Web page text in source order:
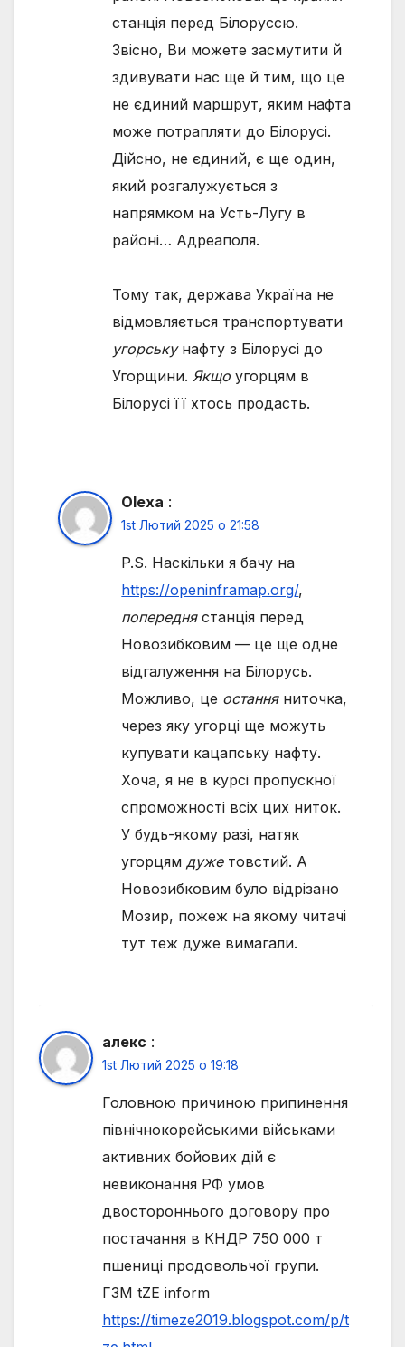
станція перед Білоруссю.
Звісно, Ви можете засмутити й
здивувати нас ще й тим, що це
не єдиний маршрут, яким нафта
може потрапляти до Білорусі.
Дійсно, не єдиний, є ще один,
який розгалужується з
напрямком на Усть-Лугу в
районі… Адреаполя.
Тому так, держава Україна не
відмовляється транспортувати
угорськунафту з Білорусі до
Угорщини. Якщоугорцям в
Білорусі її хтось продасть.
Olexa :
1st Лютий 2025 о 21:58
P.S. Наскільки я бачу на
https://openinframap.org/,
попереднястанція перед
Новозибковим — це ще одне
відгалуження на Білорусь.
Можливо, це останняниточка,
через яку угорці ще можуть
купувати кацапську нафту.
Хоча, я не в курсі пропускної
спроможності всіх цих ниток.
У будь-якому разі, натяк
угорцямдужетовстий. А
Новозибковим було відрізано
Мозир, пожеж на якому читачі
тут теж дуже вимагали.
алекс :
1st Лютий 2025 о 19:18
Головною причиною припинення
північнокорейськими військами
активних бойових дій є
невиконання РФ умов
двостороннього договору про
постачання в КНДР 750 000 т
пшениці продовольчої групи.
ГЗМ tZE inform
https://timeze2019.blogspot.com/p/t